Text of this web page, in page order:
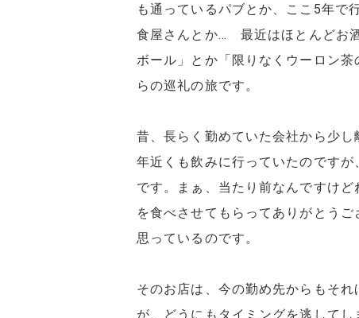
も通っているパブとか、ここ5年で
食屋さんとか… 最近はほとんどお
ボール」とか「限りなくウーロン
らの巡礼の旅です。
昔、長らく勤めていた会社から少
年近くも飲みに行っていたのです
です。まぁ、当たり前なんですけ
を食べさせてもらってありがとう
思っているのです。
そのお店は、今の勤め先からもそ
が、どうにもタイミングを逃して